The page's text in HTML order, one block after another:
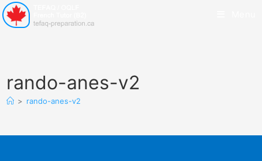
rando-anes-v2
> rando-anes-v2